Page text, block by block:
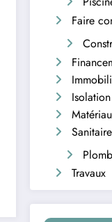
Faire
Isolation
Travaux